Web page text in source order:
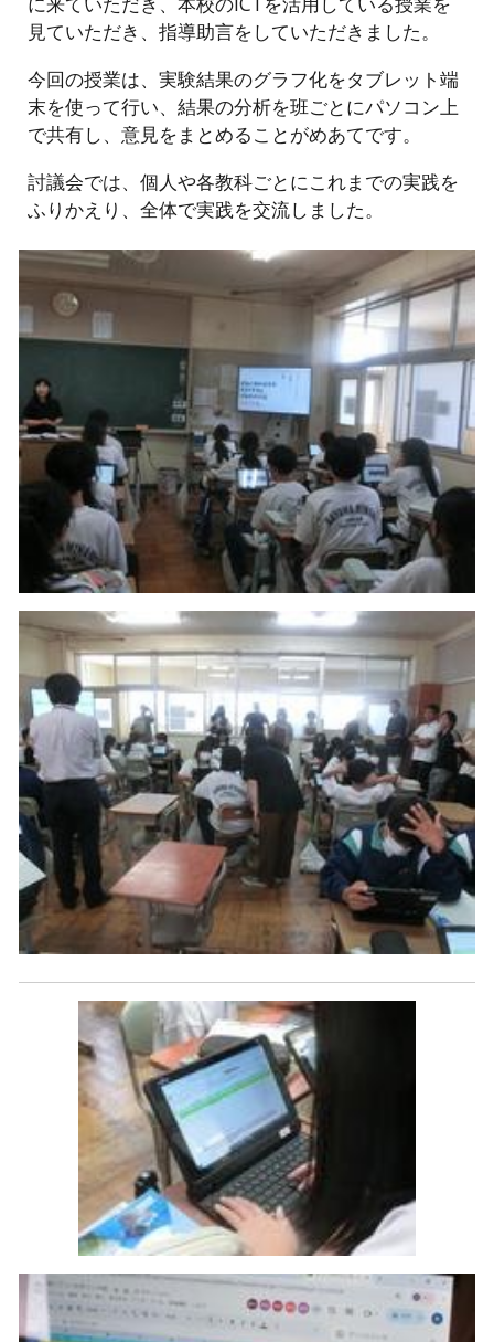
見ていただき、指導助言をしていただきました。
今回の授業は、実験結果のグラフ化をタブレット端
末を使って行い、結果の分析を班ごとにパソコン上
で共有し、意見をまとめることがめあてです。
討議会では、個人や各教科ごとにこれまでの実践を
ふりかえり、全体で実践を交流しました。